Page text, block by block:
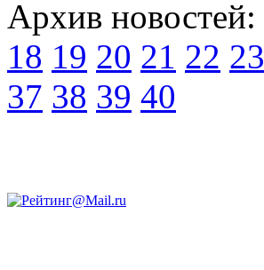
Архив новостей:
18 19 20 21 22 23
37 38 39 40